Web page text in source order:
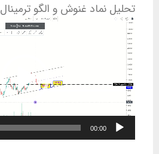
تحلیل نماد غنوش و الگو ترمینال
نمایشگر
ویدیو
00:00